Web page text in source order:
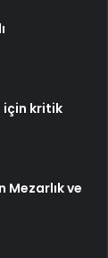
için kritik
Mezarlık ve